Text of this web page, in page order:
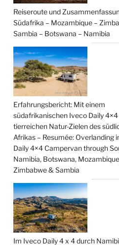
Reiseroute und
Südafrika – Mozambique –
Sambia – Botswana – Namibia
Erfahrungsbericht: Mit einem
südafrikanischen Iveco Daily 4×4
tierreichen Natur-Zielen des
Afrikas – Resumée: Overlanding
Daily 4×4 Campervan through
Namibia, Botswana,
Zimbabwe & Sambia
Im Iveco Daily 4 x 4 durch